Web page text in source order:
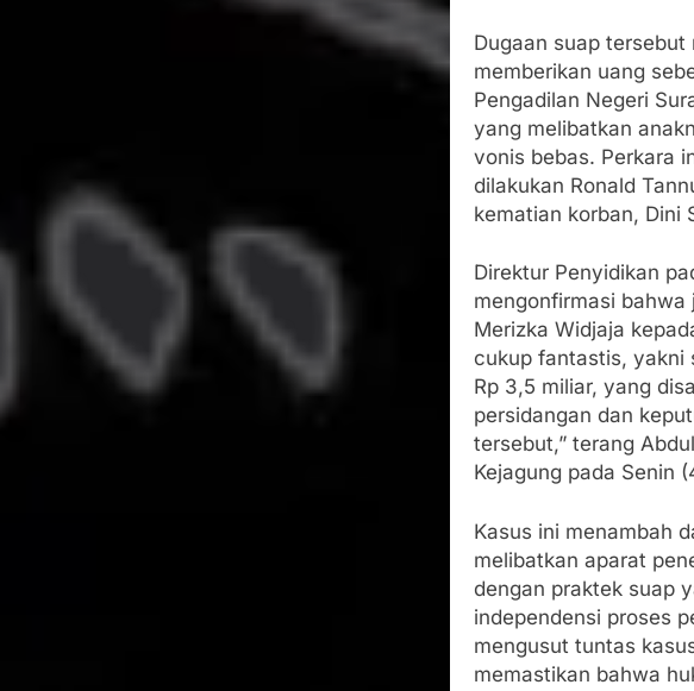
Dugaan suap
memberikan uang
Pengadilan Negeri
yang melibatkan
vonis bebas. Perkara
dilakukan Ronald
kematian korban, Dini
Direktur Penyidikan
mengonfirmasi
Merizka Widjaja
cukup fantastis, yakni
Rp 3,5 miliar, yang
persidangan dan
tersebut,” terang
Kejagung pada Senin
Kasus ini menambah
melibatkan aparat
dengan praktek suap
independensi proses
mengusut tuntas
memastikan bahwa